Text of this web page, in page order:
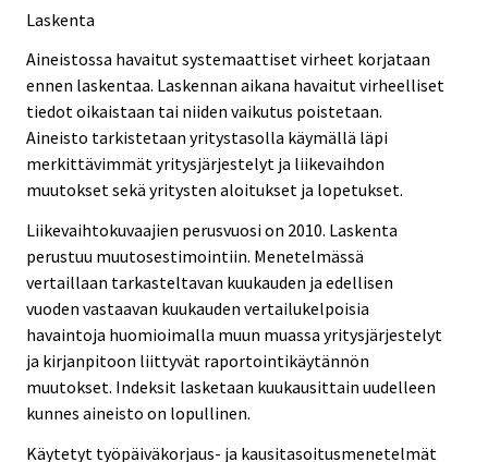
Laskenta
Aineistossa havaitut systemaattiset virheet korjataan
ennen laskentaa. Laskennan aikana havaitut virheelliset
tiedot oikaistaan tai niiden vaikutus poistetaan.
Aineisto tarkistetaan yritystasolla käymällä läpi
merkittävimmät yritysjärjestelyt ja liikevaihdon
muutokset sekä yritysten aloitukset ja lopetukset.
Liikevaihtokuvaajien perusvuosi on 2010. Laskenta
perustuu muutosestimointiin. Menetelmässä
vertaillaan tarkasteltavan kuukauden ja edellisen
vuoden vastaavan kuukauden vertailukelpoisia
havaintoja huomioimalla muun muassa yritysjärjestelyt
ja kirjanpitoon liittyvät raportointikäytännön
muutokset. Indeksit lasketaan kuukausittain uudelleen
kunnes aineisto on lopullinen.
Käytetyt työpäiväkorjaus- ja kausitasoitusmenetelmät